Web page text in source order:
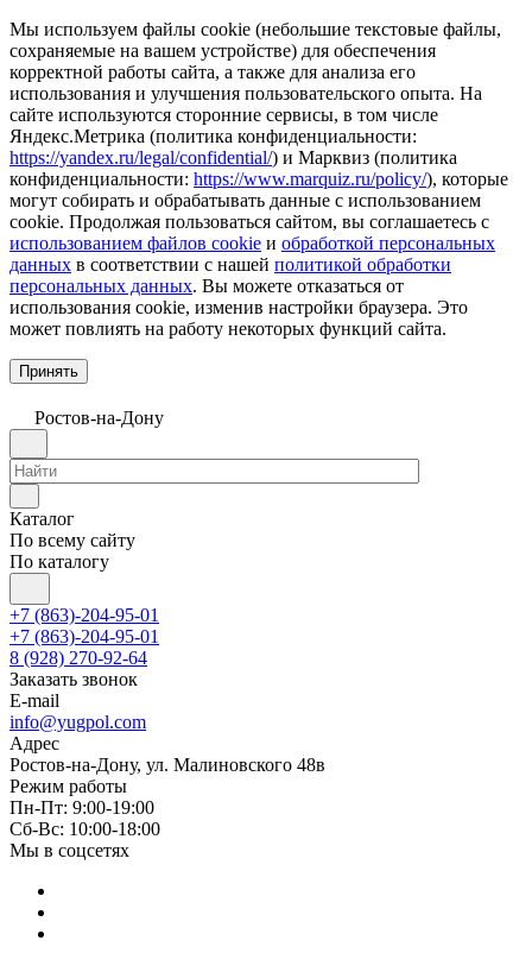
Мы используем файлы cookie (небольшие текстовые файлы,
сохраняемые на вашем устройстве) для обеспечения
корректной работы сайта, а также для анализа его
использования и улучшения пользовательского опыта. На
сайте используются сторонние сервисы, в том числе
Яндекс.Метрика (политика конфиденциальности:
https://yandex.ru/legal/confidential/) и Марквиз (политика
конфиденциальности: https://www.marquiz.ru/policy/), которые
могут собирать и обрабатывать данные с использованием
cookie. Продолжая пользоваться сайтом, вы соглашаетесь с
использованием файлов cookie и обработкой персональных
данных в соответствии с нашей политикой обработки
персональных данных. Вы можете отказаться от
использования cookie, изменив настройки браузера. Это
может повлиять на работу некоторых функций сайта.
Принять
Ростов-на-Дону
Каталог
По всему сайту
По каталогу
+7 (863)-204-95-01
+7 (863)-204-95-01
8 (928) 270-92-64
Заказать звонок
E-mail
info@yugpol.com
Адрес
Ростов-на-Дону, ул. Малиновского 48в
Режим работы
Пн-Пт: 9:00-19:00
Cб-Вс: 10:00-18:00
Мы в соцсетях